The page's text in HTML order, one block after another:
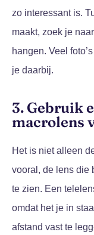
zo interessant is.
maakt, zoek je
hangen. Veel
je daarbij.
3. Gebruik
macrolens
Het is niet alleen
vooral, de lens die
te zien. Een
omdat het je in
afstand vast te